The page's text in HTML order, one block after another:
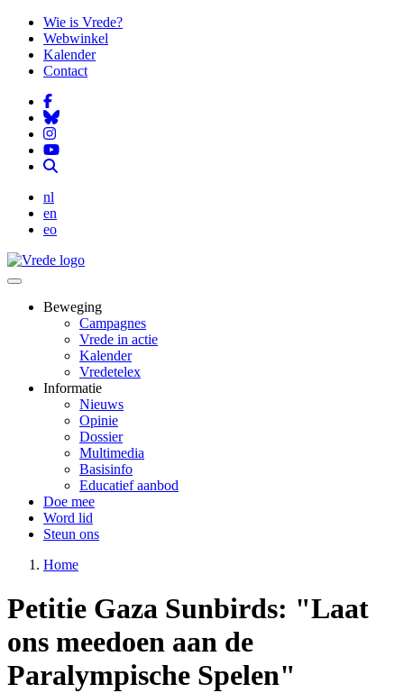
Overslaan
naar
gaan
Wie is Vrede?
Webwinkel
Kalender
Contact
nl
en
eo
Beweging
Campagnes
Vrede in actie
Kalender
Vredetelex
Informatie
Nieuws
Opinie
Dossier
Multimedia
Basisinfo
Educatief aanbod
Doe mee
Word lid
Steun ons
Home
Petitie Gaza Sunbirds: "Laat
ons meedoen aan de
Paralympische Spelen"